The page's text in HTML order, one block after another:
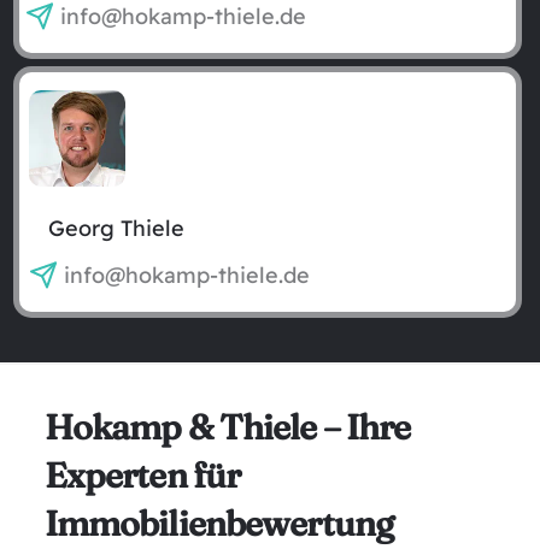
info@hokamp-thiele.de
Georg Thiele
info@hokamp-thiele.de
Hokamp & Thiele – Ihre
Experten für
Immobilienbewertung